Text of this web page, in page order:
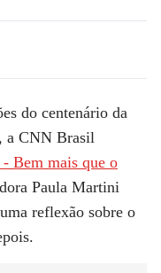
do centenário da
, a CNN Brasil
- Bem mais que o
Paula Martini
reflexão sobre o